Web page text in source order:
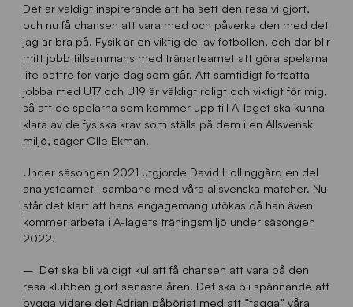
Det är väldigt inspirerande att ha sett den resa vi gjort,
och nu få chansen att vara med och påverka den med det
jag är bra på. Fysik är en viktig del av fotbollen, och där blir
mitt jobb tillsammans med tränarteamet att göra spelarna
lite bättre för varje dag som går. Att samtidigt fortsätta
jobba med U17 och U19 är väldigt roligt och viktigt för mig,
så att de spelarna som kommer upp till A-laget ska kunna
klara av de fysiska krav som ställs på dem i en Allsvensk
miljö, säger Olle Ekman.
Under säsongen 2021 utgjorde David Hollinggård en del
analysteamet i samband med våra allsvenska matcher. Nu
står det klart att hans engagemang utökas då han även
kommer arbeta i A-lagets träningsmiljö under säsongen
2022.
– Det ska bli väldigt kul att få chansen att vara på den
resa klubben gjort senaste åren. Det ska bli spännande att
bygga vidare det Adrian påbörjat med att ”tagga” våra